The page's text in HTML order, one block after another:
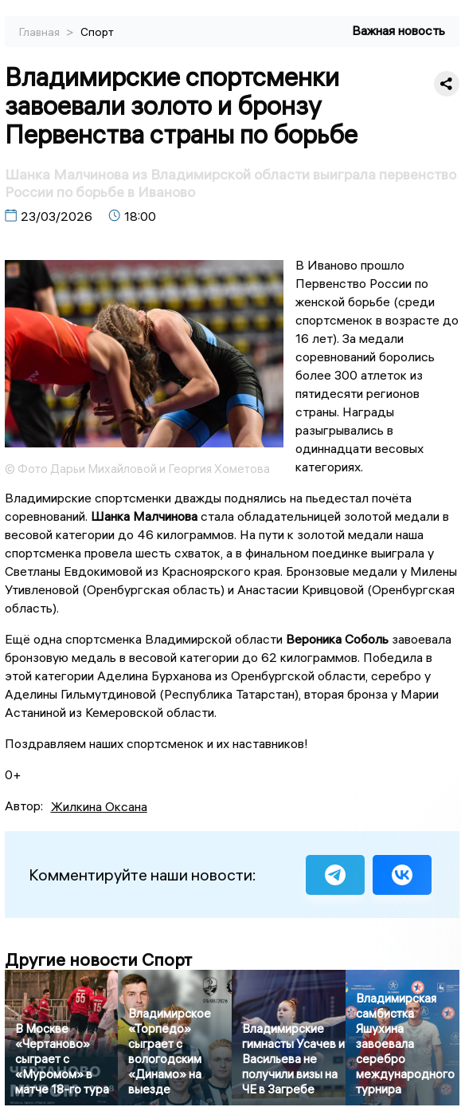
Главная > Спорт Важная новость
Владимирские спортсменки
завоевали золото и бронзу
Первенства страны по борьбе
Шанка Малчинова из Владимирской области выиграла первенство
России по борьбе в Иваново
23/03/2026 18:00
© Фото Дарьи Михайловой и Георгия Хометова
В Иваново прошло
Первенство России по
женской борьбе (среди
спортсменок в возрасте до
16 лет). За медали
соревнований боролись
более 300 атлеток из
пятидесяти регионов
страны. Награды
разыгрывались в
одиннадцати весовых
категориях.
Владимирские спортсменки дважды поднялись на пьедестал почёта
соревнований. Шанка Малчиновастала обладательницей золотой медали в
весовой категории до 46 килограммов. На пути к золотой медали наша
спортсменка провела шесть схваток, а в финальном поединке выиграла у
Светланы Евдокимовой из Красноярского края. Бронзовые медали у Милены
Утивленовой (Оренбургская область) и Анастасии Кривцовой (Оренбургская
область).
Ещё одна спортсменка Владимирской области Вероника Собользавоевала
бронзовую медаль в весовой категории до 62 килограммов. Победила в
этой категории Аделина Бурханова из Оренбургской области, серебро у
Аделины Гильмутдиновой (Республика Татарстан), вторая бронза у Марии
Астаниной из Кемеровской области.
Поздравляем наших спортсменок и их наставников!
0+
Автор: Жилкина Оксана
Комментируйте наши новости:
Другие новости Спорт
В Москве
«Чертаново»
сыграет с
«Муромом» в
матче 18-го тура
Владимирское
«Торпедо»
сыграет с
вологодским
«Динамо» на
выезде
Владимирские
гимнасты Усачев и
Васильева не
получили визы на
ЧЕ в Загребе
Владимирская
самбистка
Яшухина
завоевала
серебро
международного
турнира